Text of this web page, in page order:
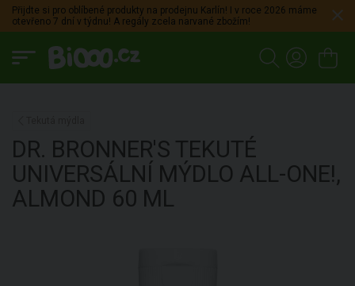
Přijdte si pro oblíbené produkty na prodejnu Karlín! I v roce 2026 máme
otevřeno 7 dní v týdnu! A regály zcela narvané zbožím!
DR. BRONNER'S TEKUTÉ
UNIVERSÁLNÍ MÝDLO ALL-ONE!,
ALMOND 60 ML